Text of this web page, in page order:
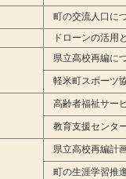
町の交流人口に
ドローンの活用
県立高校再編に
軽米町スポーツ
高齢者福祉サー
教育支援センタ
県立高校再編計
町の生涯学習推